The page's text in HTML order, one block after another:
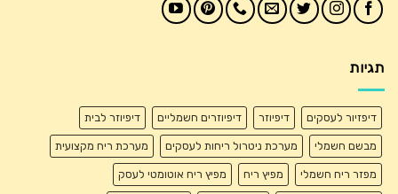
תגיות
דיפזיור לעסקים דיפיוזר דיפיוזרים חשמליים דיפיוזר לבית
מבשם חשמלי מערכת ניטרול ריחות לעסקים מערכת ריח מקצועית
מפזר ריח חשמלי מפיץ ריח מפיץ ריח אוטומטי לעסק